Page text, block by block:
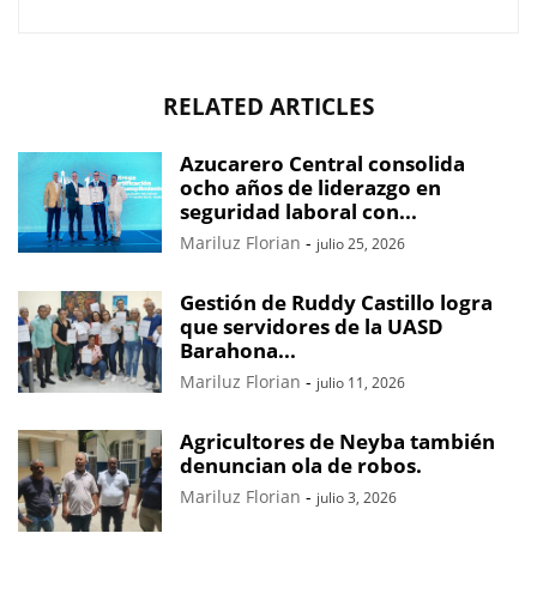
RELATED ARTICLES
Azucarero Central consolida
ocho años de liderazgo en
seguridad laboral con...
Mariluz Florian - julio 25, 2026
Gestión de Ruddy Castillo logra
que servidores de la UASD
Barahona...
Mariluz Florian - julio 11, 2026
Agricultores de Neyba también
denuncian ola de robos.
Mariluz Florian - julio 3, 2026